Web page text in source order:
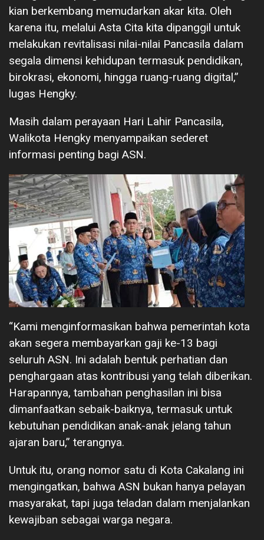
kian berkembang memudarkan akar kita. Oleh
karena itu, melalui Asta Cita kita dipanggil untuk
melakukan revitalisasi nilai-nilai Pancasila dalam
segala dimensi kehidupan termasuk pendidikan,
birokrasi, ekonomi, hingga ruang-ruang digital,”
lugas Hengky.
Masih dalam perayaan Hari Lahir Pancasila,
Walikota Hengky menyampaikan sederet
informasi penting bagi ASN.
“Kami menginformasikan bahwa pemerintah kota
akan segera membayarkan gaji ke-13 bagi
seluruh ASN. Ini adalah bentuk perhatian dan
penghargaan atas kontribusi yang telah diberikan.
Harapannya, tambahan penghasilan ini bisa
dimanfaatkan sebaik-baiknya, termasuk untuk
kebutuhan pendidikan anak-anak jelang tahun
ajaran baru,” terangnya.
Untuk itu, orang nomor satu di Kota Cakalang ini
mengingatkan, bahwa ASN bukan hanya pelayan
masyarakat, tapi juga teladan dalam menjalankan
kewajiban sebagai warga negara.